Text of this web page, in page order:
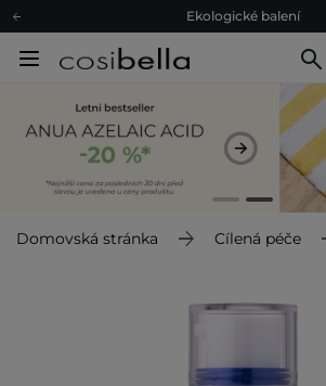
Ekologické balení
Doporučovací Program
Darkové karty
Ekologické balení
Domovská stránka Cílená péče